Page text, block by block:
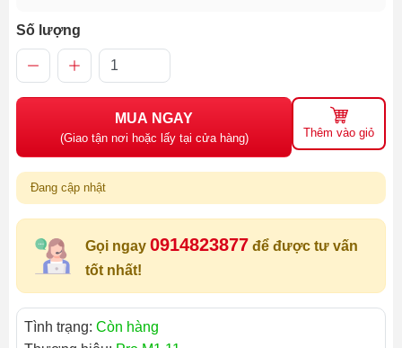
Số lượng
MUA NGAY
(Giao tận nơi hoặc lấy tại cửa hàng) Thêm vào giỏ
Đang cập nhật
Gọi ngay 0914823877 để được tư vấn
tốt nhất!
Tình trạng: Còn hàng